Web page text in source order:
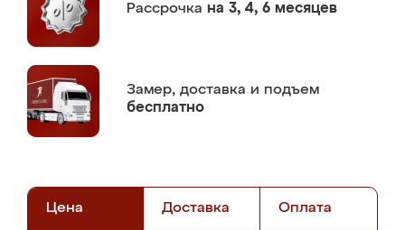
Рассрочка на 3, 4, 6 месяцев
Замер, доставка и подъем
бесплатно
Цена Доставка Оплата